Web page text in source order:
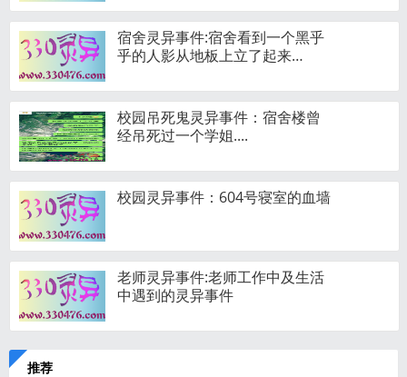
宿舍灵异事件:宿舍看到一个黑乎
乎的人影从地板上立了起来…
校园吊死鬼灵异事件：宿舍楼曾
经吊死过一个学姐....
校园灵异事件：604号寝室的血墙
老师灵异事件:老师工作中及生活
中遇到的灵异事件
推荐